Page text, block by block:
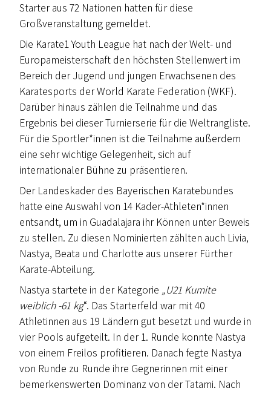
Starter aus 72 Nationen hatten für diese
Großveranstaltung gemeldet.
Die Karate1 Youth League hat nach der Welt- und
Europameisterschaft den höchsten Stellenwert im
Bereich der Jugend und jungen Erwachsenen des
Karatesports der World Karate Federation (WKF).
Darüber hinaus zählen die Teilnahme und das
Ergebnis bei dieser Turnierserie für die Weltrangliste.
Für die Sportler*innen ist die Teilnahme außerdem
eine sehr wichtige Gelegenheit, sich auf
internationaler Bühne zu präsentieren.
Der Landeskader des Bayerischen Karatebundes
hatte eine Auswahl von 14 Kader-Athleten*innen
entsandt, um in Guadalajara ihr Können unter Beweis
zu stellen. Zu diesen Nominierten zählten auch Livia,
Nastya, Beata und Charlotte aus unserer Fürther
Karate-Abteilung.
Nastya startete in der Kategorie „U21 Kumite
weiblich -61 kg“. Das Starterfeld war mit 40
Athletinnen aus 19 Ländern gut besetzt und wurde in
vier Pools aufgeteilt. In der 1. Runde konnte Nastya
von einem Freilos profitieren. Danach fegte Nastya
von Runde zu Runde ihre Gegnerinnen mit einer
bemerkenswerten Dominanz von der Tatami. Nach